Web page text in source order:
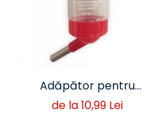
Adăpător pentru
Rozătoare 80 ml Olba –
de la 10,99 Lei